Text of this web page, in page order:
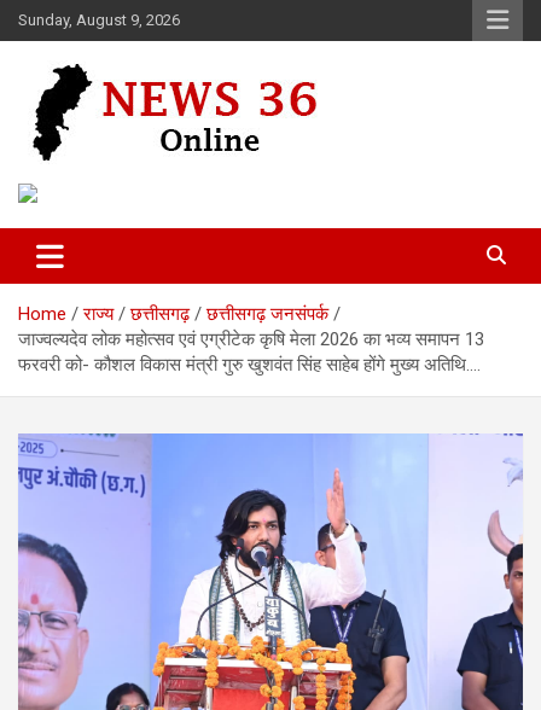
Skip
to
Sunday, August 9, 2026
News 36
Home राज्य छत्तीसगढ़
छत्तीसगढ़ जनसंपर्क
जाज्वल्यदेव लोक महोत्सव एवं एग्रीटेक कृषि मेला 2026 का भव्य समापन 13
फरवरी को- कौशल विकास मंत्री गुरु खुशवंत सिंह साहेब होंगे मुख्य अतिथि….